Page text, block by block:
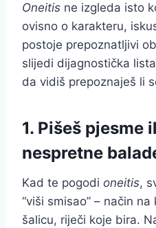
Oneitis ne izgleda isto
ovisno o karakteru,
postoje prepoznatljivi
slijedi dijagnostička
da vidiš prepoznaješ li
1. Pišeš pjesme
nespretne
Kad te pogodi oneitis,
“viši smisao” – način
šalicu, riječi koje bira.